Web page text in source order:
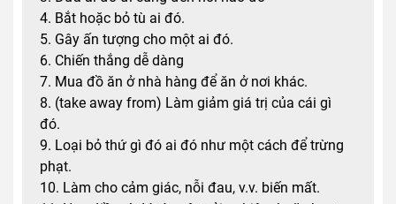
4. Bắt hoặc bỏ tù ai đó.
5. Gây ấn tượng cho một ai đó.
6. Chiến thắng dễ dàng
7. Mua đồ ăn ở nhà hàng để ăn ở nơi khác.
8. (take away from) Làm giảm giá trị của cái gì
đó.
9. Loại bỏ thứ gì đó ai đó như một cách để trừng
phạt.
10. Làm cho cảm giác, nỗi đau, v.v. biến mất.